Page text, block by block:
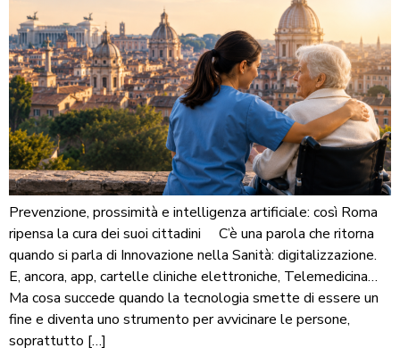
Prevenzione, prossimità e intelligenza artificiale: così Roma
ripensa la cura dei suoi cittadini C’è una parola che ritorna
quando si parla di Innovazione nella Sanità: digitalizzazione.
E, ancora, app, cartelle cliniche elettroniche, Telemedicina…
Ma cosa succede quando la tecnologia smette di essere un
fine e diventa uno strumento per avvicinare le persone,
soprattutto […]